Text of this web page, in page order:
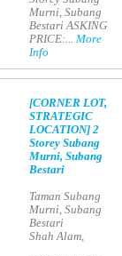
Murni, Subang
Bestari ASKING
PRICE:...More
Info
[CORNER LOT,
STRATEGIC
LOCATION] 2
Storey Subang
Murni, Subang
Bestari
Taman Subang
Murni, Subang
Bestari
Shah Alam,